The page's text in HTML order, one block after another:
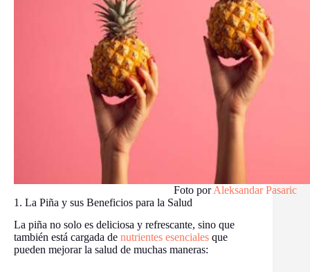
Foto porAleksandar Pasaric
1. La Piña y sus Beneficios para la Salud
La piña no solo es deliciosa y refrescante, sino que
también está cargada de nutrientes esenciales que
pueden mejorar la salud de muchas maneras: